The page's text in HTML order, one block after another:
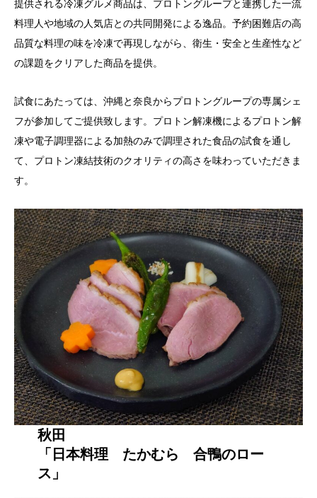
提供される冷凍グルメ商品は、プロトングループと連携した一流
料理人や地域の人気店との共同開発による逸品。​予約困難店の高
品質な料理の味を冷凍で再現しながら、衛生・安全と生産性など
の課題をクリアした商品を提供。​
​試食にあたっては、沖縄と奈良からプロトングループの専属シェ
フが参加してご提供致します。​プロトン解凍機によるプロトン解
凍や電子調理器による加熱のみで調理された食品の試食を通し
て、プロトン凍結技術のクオリティの高さを味わっていただきま
す。
秋田
「日本料理 たかむら 合鴨のロー
ス」​